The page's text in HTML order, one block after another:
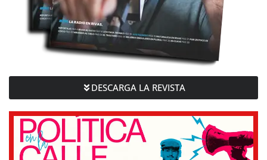
DESCARGA LA REVISTA